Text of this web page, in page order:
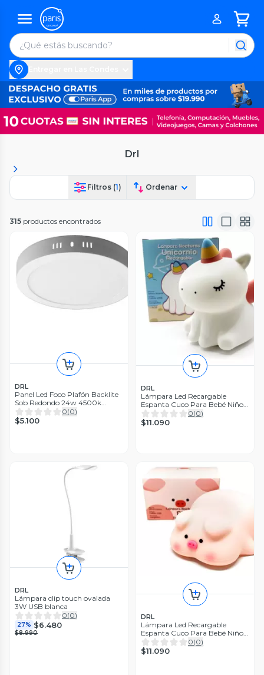
Drl
Filtros (1) Ordenar
315 productos encontrados
DRL
Panel Led Foco Plafón Backlite
Sob Redondo 24w 4500k
Blanco
0(0)
$5.100
DRL
Lámpara Led Recargable
Espanta Cuco Para Bebé Niños
Rgb Usb Unicornio
0(0)
$11.090
DRL
Lámpara clip touch ovalada
3W USB blanca
0(0)
27% $6.480
$8.990
DRL
Lámpara Led Recargable
Espanta Cuco Para Bebé Niños
Rgb Usb Cerdita Pato
0(0)
$11.090